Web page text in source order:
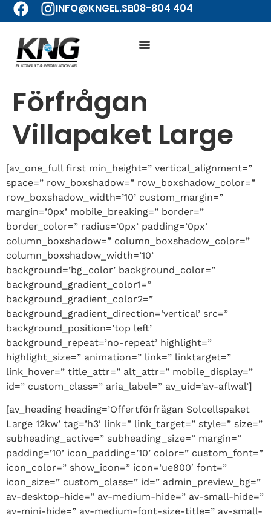
INFO@KNGEL.SE08-804 404
Förfrågan
Villapaket Large
[av_one_full first min_height=” vertical_alignment=”
space=” row_boxshadow=” row_boxshadow_color=”
row_boxshadow_width=’10’ custom_margin=”
margin=’0px’ mobile_breaking=” border=”
border_color=” radius=’0px’ padding=’0px’
column_boxshadow=” column_boxshadow_color=”
column_boxshadow_width=’10’
background=’bg_color’ background_color=”
background_gradient_color1=”
background_gradient_color2=”
background_gradient_direction=’vertical’ src=”
background_position=’top left’
background_repeat=’no-repeat’ highlight=”
highlight_size=” animation=” link=” linktarget=”
link_hover=” title_attr=” alt_attr=” mobile_display=”
id=” custom_class=” aria_label=” av_uid=’av-aflwal’]
[av_heading heading=’Offertförfrågan Solcellspaket
Large 12kw’ tag=’h3′ link=” link_target=” style=” size=”
subheading_active=” subheading_size=” margin=”
padding=’10’ icon_padding=’10’ color=” custom_font=”
icon_color=” show_icon=” icon=’ue800′ font=”
icon_size=” custom_class=” id=” admin_preview_bg=”
av-desktop-hide=” av-medium-hide=” av-small-hide=”
av-mini-hide=” av-medium-font-size-title=” av-small-